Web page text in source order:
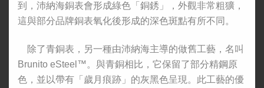
到，沛納海銅表會形成綠色「銅銹」，外觀非常粗獷，
這與部分品牌銅表氧化後形成的深色斑點有所不同。
除了青銅表，另一種由沛納海主導的做舊工藝，名叫
Brunito eSteel™。與青銅相比，它保留了部分精鋼原
色，並以帶有「歲月痕跡」的灰黑色呈現。此工藝的優